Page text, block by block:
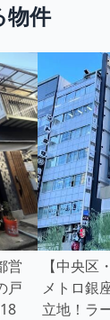
物件
営
戸
【中央
メトロ銀
立地！ラ